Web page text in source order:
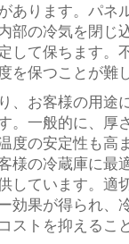
あります。パネ
部の冷気を閉じ
して保ちます。
を保つことが難
、お客様の用途
。一般的に、厚
度の安定性も高
様の冷蔵庫に最
しています。適
効果が得られ、
ストを抑えるこ